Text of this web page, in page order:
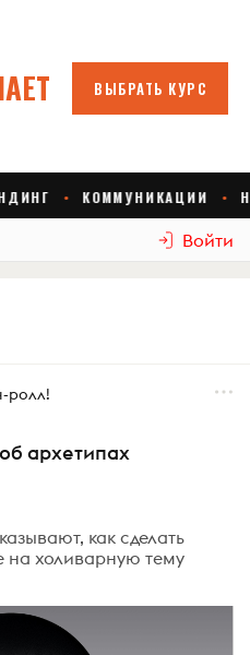
Войти
ролл!
архетипах
как сделать
на холиварную тему